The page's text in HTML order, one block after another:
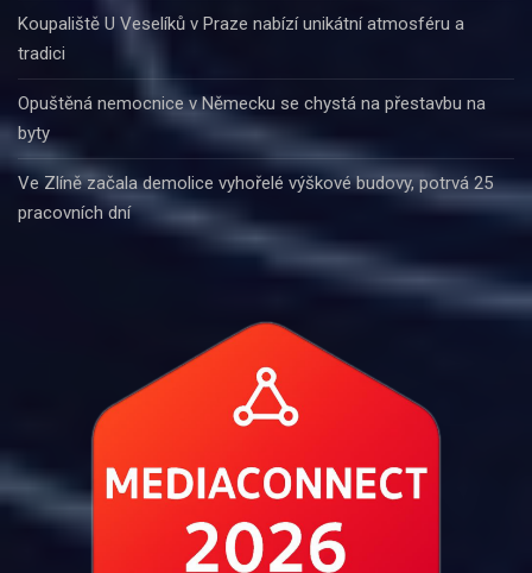
Koupaliště U Veselíků v Praze nabízí unikátní atmosféru a
tradici
Opuštěná nemocnice v Německu se chystá na přestavbu na
byty
Ve Zlíně začala demolice vyhořelé výškové budovy, potrvá 25
pracovních dní